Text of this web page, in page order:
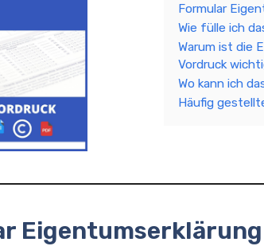
Formular
Wie fülle ich
Warum ist die
Vordruck
Wo kann ich
Häufig